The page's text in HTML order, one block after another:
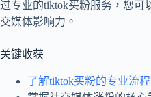
过专业的tiktok买粉服务，您可
交媒体影响力。
关键收获
了解tiktok买粉的专业流